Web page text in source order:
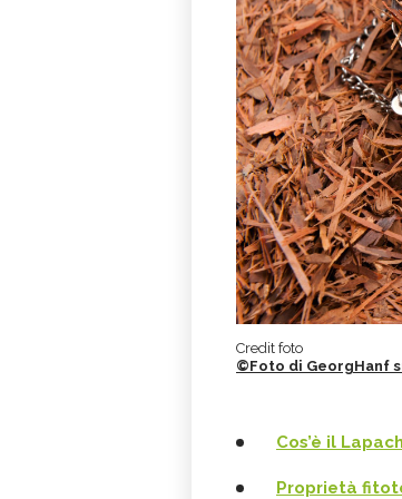
Credit foto
©Foto di GeorgHanf
Cos’è il
Proprietà